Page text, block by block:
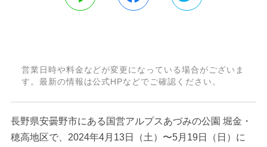
営業日時や料金などが変更になっている場合がございま
す。最新の情報は公式HPなどでご確認ください。
長野県安曇野市にある国営アルプスあづみの公園 堀金・
穂高地区で、2024年4月13日（土）〜5月19日（日）に